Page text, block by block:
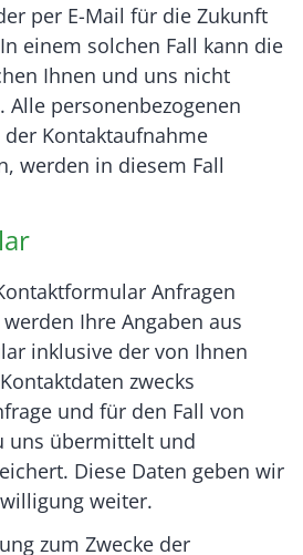
per E-Mail für die Zukunft
einem solchen Fall kann die
Ihnen und uns nicht
personenbezogenen
Kontaktaufnahme
werden in diesem Fall
Anfragen
Ihre Angaben aus
inklusive der von Ihnen
zwecks
und für den Fall von
uns übermittelt und
Diese Daten geben wir
weiter.
zum Zwecke der